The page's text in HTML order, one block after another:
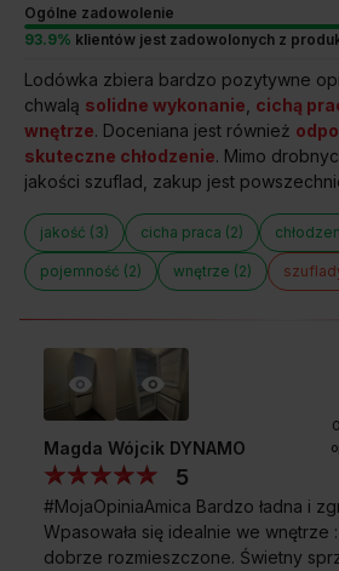
do powierzchni, którą dysponujesz.
na wszystko!
Ogólne zadowolenie
93.9% klientów jest zadowolonych z
Lodówka zbiera bardzo pozytywne
chwalą solidne wykonanie, cichą
wnętrze. Doceniana jest również
skuteczne chłodzenie. Mimo
jakości szuflad, zakup jest
jakość (3) cicha praca (2)
pojemność (2) wnętrze (2)
Magda Wójcik DYNAMO
5
#MojaOpiniaAmica Bardzo ładna i
Wpasowała się idealnie we wnętrze
dobrze rozmieszczone. Świetny